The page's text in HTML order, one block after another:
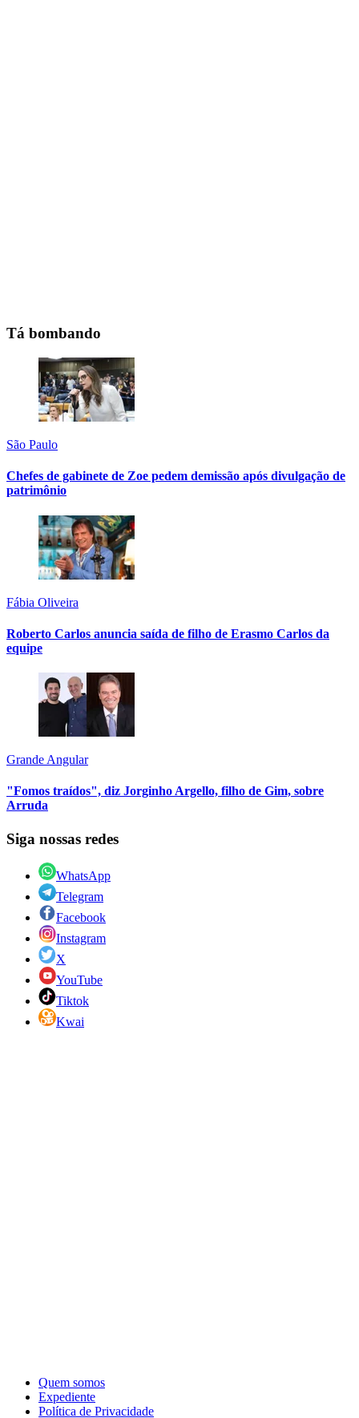
Tá bombando
São Paulo
Chefes de gabinete de Zoe pedem demissão após divulgação de
patrimônio
Fábia Oliveira
Roberto Carlos anuncia saída de filho de Erasmo Carlos da
equipe
Grande Angular
"Fomos traídos", diz Jorginho Argello, filho de Gim, sobre
Arruda
Siga nossas redes
WhatsApp
Telegram
Facebook
Instagram
X
YouTube
Tiktok
Kwai
Quem somos
Expediente
Política de Privacidade